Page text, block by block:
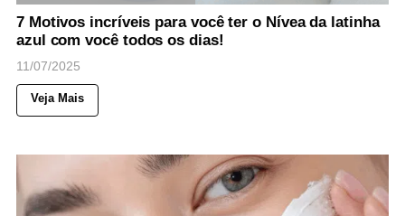
7 Motivos incríveis para você ter o Nívea da latinha
azul com você todos os dias!
11/07/2025
Veja Mais